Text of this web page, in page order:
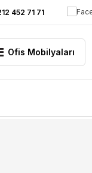
452 71 71
Ofis Mobilyaları